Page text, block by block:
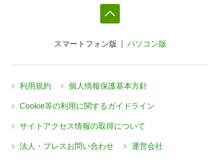
スマートフォン版 パソコン版
利用規約 個人情報保護基本方針
Cookie等の利用に関するガイドライン
サイトアクセス情報の取得について
法人・プレスお問い合わせ 運営会社